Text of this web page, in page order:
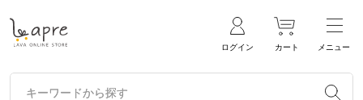
ログイン カート メニュー
キーワードから探す
キーワードから探す